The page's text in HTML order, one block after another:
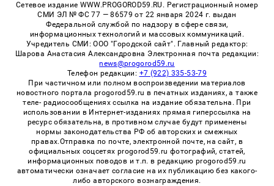
Сетевое издание WWW.PROGOROD59.RU. Регистрационный номер
СМИ ЭЛ № ФС 77 — 86579 от 22 января 2024 г. выдан
Федеральной службой по надзору в сфере связи,
информационных технологий и массовых коммуникаций.
Учредитель СМИ: ООО "Городской сайт". Главный редактор:
Шарова Анастасия Александровна Электронная почта редакции:
news@progorod59.ru
Телефон редакции: +7 (922) 335-53-79
При частичном или полном воспроизведении материалов
новостного портала progorod59.ru в печатных изданиях, а также
теле- радиосообщениях ссылка на издание обязательна. При
использовании в Интернет-изданиях прямая гиперссылка на
ресурс обязательна, в противном случае будут применены
нормы законодательства РФ об авторских и смежных
правах.Отправка по почте, электронной почте, на сайт, в
официальных соцсетях progorod59.ru фотографий, статей,
информационных поводов и т.п. в редакцию progorod59.ru
автоматически означает согласие на их публикацию без какого-
либо авторского вознаграждения.